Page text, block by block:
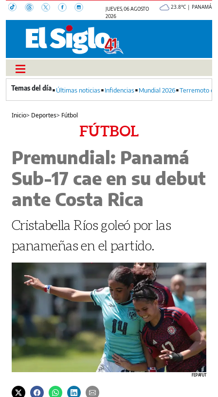
JUEVES, 06 AGOSTO
2026
23.8°C | PANAMÁ
Últimas noticias Infidencias Mundial 2026 Terremoto
Inicio> Deportes> Fútbol
FÚTBOL
Premundial: Panamá
Sub-17 cae en su debut
ante Costa Rica
Cristabella Ríos goleó por las
panameñas en el partido.
FEPAFUT